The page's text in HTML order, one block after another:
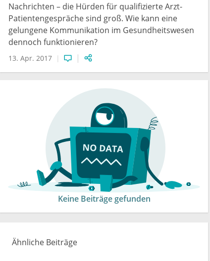
Nachrichten – die Hürden für qualifizierte Arzt-
Patientengespräche sind groß. Wie kann eine
gelungene Kommunikation im Gesundheitswesen
dennoch funktionieren?
13. Apr. 2017
Keine Beiträge gefunden
Ähnliche Beiträge